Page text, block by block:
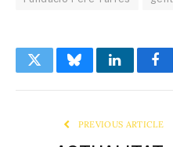
TwitterBlueskyLinkedIn
PREVIOUS ARTICLE